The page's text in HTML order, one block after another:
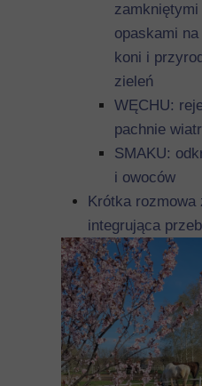
opaskami
koni i
zieleń
WĘCHU:
pachnie
SMAKU:
i owoców
Krótka rozmowa
integrująca